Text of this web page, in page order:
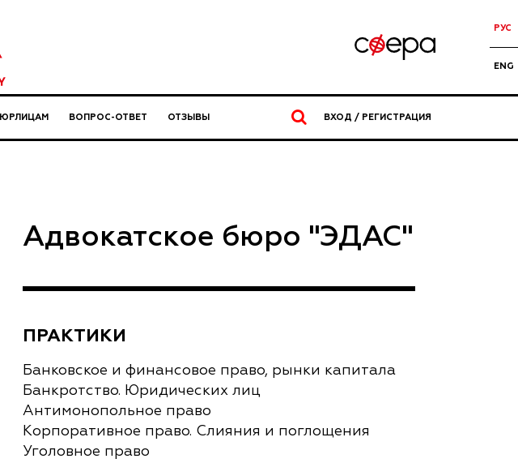
РУС
ENG
ЮРЛИЦАМ ВОПРОС-ОТВЕТ ОТЗЫВЫ ВХОД / РЕГИСТРАЦИЯ
Адвокатское бюро "ЭДАС"
ПРАКТИКИ
Банковское и финансовое право, рынки капитала
Банкротство. Юридических лиц
Антимонопольное право
Корпоративное право. Слияния и поглощения
Уголовное право